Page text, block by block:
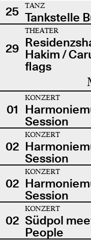
25
TANZ
Tankstelle
29
THEATER
Hakim /
flags
01
KONZERT
Session
02
KONZERT
Session
02
KONZERT
Session
02
KONZERT
Südpol
People